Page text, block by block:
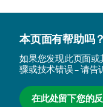
本页面有帮助吗？
如果您发现此页面或
骤或技术错误 – 请告
在此处留下您的